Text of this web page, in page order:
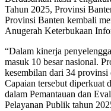
Tahun 2025, Provinsi
Provinsi Banten kembali
Anugerah Keterbukaan
“Dalam kinerja
masuk 10 besar nasional.
kesembilan dari 34 provinsi
Capaian tersebut diperkuat
dalam Pemantauan dan
Pelayanan Publik tahun